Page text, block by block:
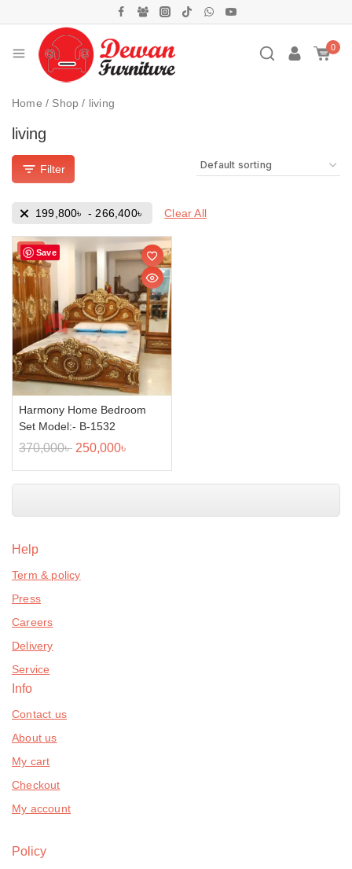
0
Home / Shop / living
living
Filter
199,800৳ - 266,400৳ Clear All
Save
Sale!
Harmony Home Bedroom
Set Model:- B-1532
370,000৳ 250,000৳
Help
Term & policy
Press
Careers
Delivery
Service
Info
Contact us
About us
My cart
Checkout
My account
Policy